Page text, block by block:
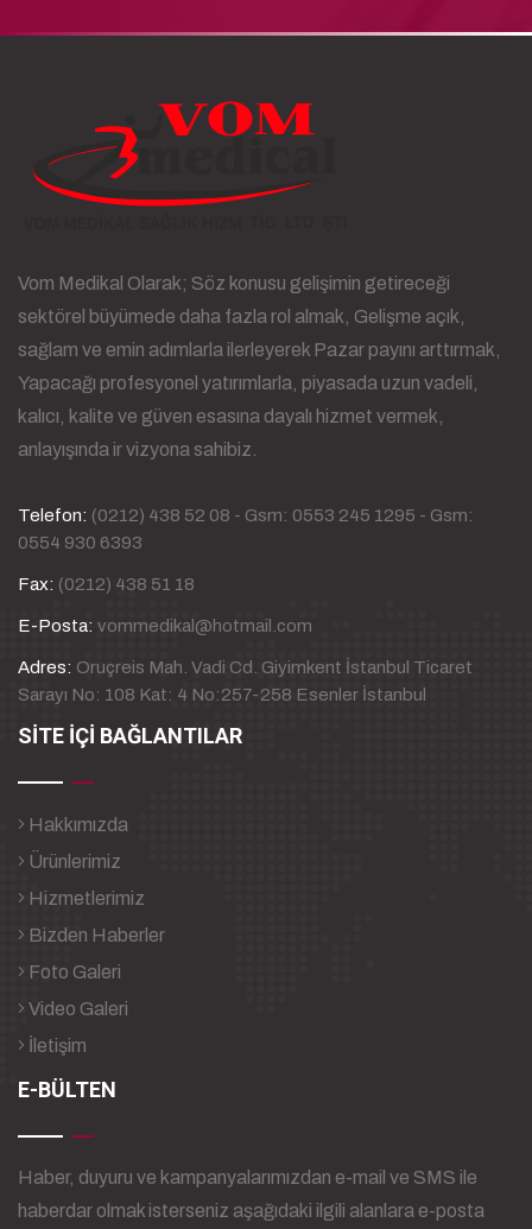
Vom Medikal Olarak; Söz konusu gelişimin getireceği
sektörel büyümede daha fazla rol almak, Gelişme açık,
sağlam ve emin adımlarla ilerleyerek Pazar payını arttırmak,
Yapacağı profesyonel yatırımlarla, piyasada uzun vadeli,
kalıcı, kalite ve güven esasına dayalı hizmet vermek,
anlayışında ir vizyona sahibiz.
Telefon: (0212) 438 52 08 - Gsm: 0553 245 1295 - Gsm:
0554 930 6393
Fax: (0212) 438 51 18
E-Posta: vommedikal@hotmail.com
Adres: Oruçreis Mah. Vadi Cd. Giyimkent İstanbul Ticaret
Sarayı No: 108 Kat: 4 No:257-258 Esenler İstanbul
SİTE İÇİ BAĞLANTILAR
Hakkımızda
Ürünlerimiz
Hizmetlerimiz
Bizden Haberler
Foto Galeri
Video Galeri
İletişim
E-BÜLTEN
Haber, duyuru ve kampanyalarımızdan e-mail ve SMS ile
haberdar olmak isterseniz aşağıdaki ilgili alanlara e-posta